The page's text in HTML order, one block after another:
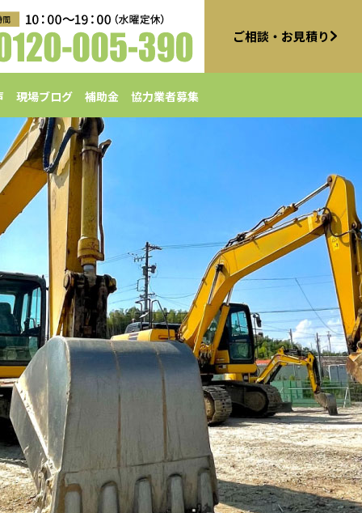
ご相談・お見積り
現場ブログ 補助金 協力業者募集